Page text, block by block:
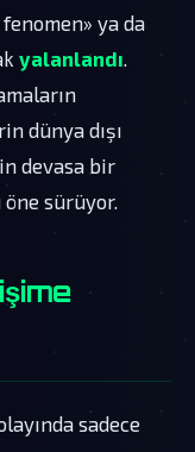
ya da
yalanlandı
dünya dışı
devasa bir
sürüyor.
sadece